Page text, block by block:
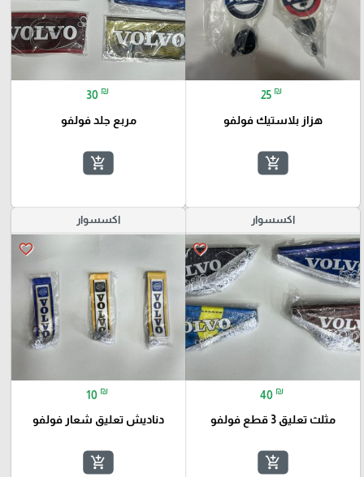
25 ₪
هزاز بلاستيك فولفو
add_shopping_cart
30 ₪
مربع جلد فولفو
add_shopping_cart
اكسسوار
favorite_border
40 ₪
مثلث تعليق 3 قطع فولفو
add_shopping_cart
اكسسوار
favorite_border
10 ₪
دناديش تعليق شعار فولفو
add_shopping_cart